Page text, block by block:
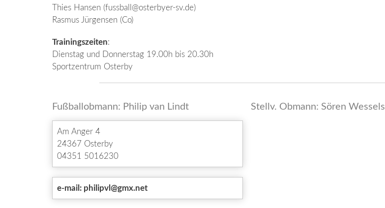
Thies Hansen (fussball@osterbyer-sv.de)
Rasmus Jürgensen (Co)
Trainingszeiten:
Dienstag und Donnerstag 19.00h bis 20.30h
Sportzentrum Osterby
Fußballobmann: Philip van Lindt
Am Anger 4
24367 Osterby
04351 5016230
e-mail: philipvl@gmx.net
Stellv. Obmann: Sören Wessels